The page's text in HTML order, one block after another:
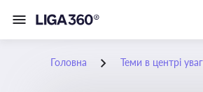
Головна Теми в центрі